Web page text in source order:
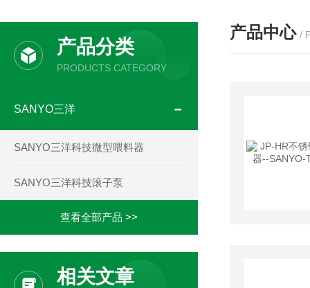
产品分类
PRODUCTS CATEGORY
SANYO三洋
SANYO三洋科技微型喂料器
SANYO三洋科技滚子泵
查看全部产品 >>
相关文章
产品中心 /